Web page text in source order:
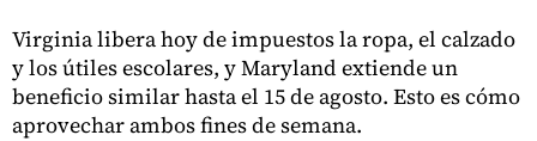
Virginia libera hoy de impuestos la ropa, el calzado
y los útiles escolares, y Maryland extiende un
beneficio similar hasta el 15 de agosto. Esto es cómo
aprovechar ambos fines de semana.